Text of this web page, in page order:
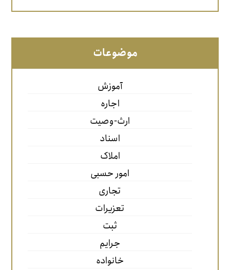
موضوعات
آموزش
اجاره
ارث-وصیت
اسناد
املاک
امور حسبی
تجاری
تعزیرات
ثبت
جرایم
خانواده